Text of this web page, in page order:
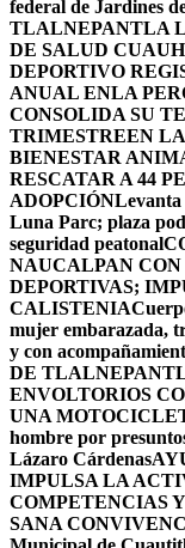
federal de Jardines
TLALNEPANTLA
DE SALUD
DEPORTIVO
ANUAL ENLA
CONSOLIDA SU
TRIMESTREEN
BIENESTAR
RESCATAR A 44
ADOPCIÓNLevanta
Luna Parc; plaza
seguridad peatonal
NAUCALPAN
DEPORTIVAS;
CALISTENIA
mujer embarazada,
y con
DE
ENVOLTORIOS
UNA
hombre por
Lázaro Cárdenas
IMPULSA LA
COMPETENCIAS
SANA